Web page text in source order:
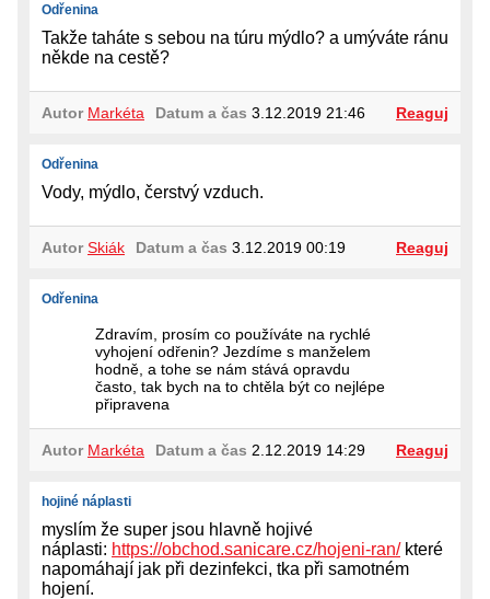
Odřenina
Takže taháte s sebou na túru mýdlo? a umýváte ránu
někde na cestě?
Autor Markéta Datum a čas 3.12.2019 21:46 Reaguj
Odřenina
Vody, mýdlo, čerstvý vzduch.
Autor Skiák Datum a čas 3.12.2019 00:19 Reaguj
Odřenina
Zdravím, prosím co používáte na rychlé
vyhojení odřenin? Jezdíme s manželem
hodně, a tohe se nám stává opravdu
často, tak bych na to chtěla být co nejlépe
připravena
Autor Markéta Datum a čas 2.12.2019 14:29 Reaguj
hojiné náplasti
myslím že super jsou hlavně hojivé
náplasti: https://obchod.sanicare.cz/hojeni-ran/které
napomáhají jak při dezinfekci, tka při samotném
hojení.